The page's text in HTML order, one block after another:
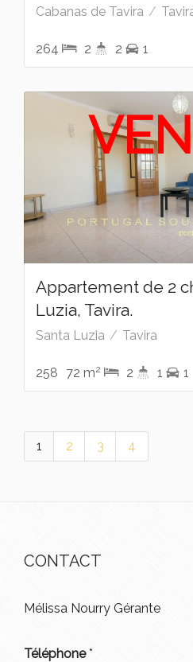
Cabanas de Tavira
264 2 2 1
Appartement de 2
Luzia, Tavira.
Santa Luzia Tavira
258 72 m2 2 1 1
1 2 3 4
CONTACT
Mélissa Nourry Gérante
Téléphone*